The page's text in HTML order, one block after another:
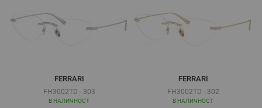
FERRARI
FH3002TD - 303
В НАЛИЧНОСТ
FERRARI
FH3002TD - 302
В НАЛИЧНОСТ